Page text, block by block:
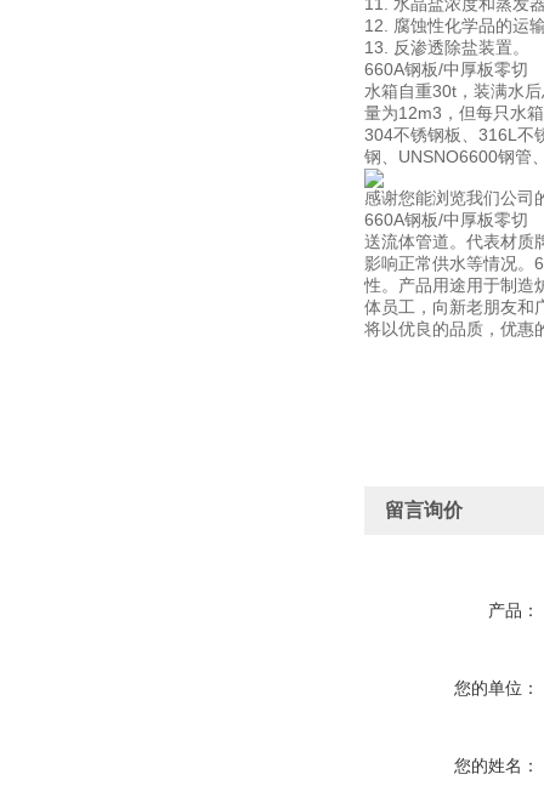
12. 腐蚀性化学品的运
13. 反渗透除盐装置。
660A钢板/中厚板零切
水箱自重30t，装满水
量为12m3，但每只水
304不锈钢板、316L不
钢、UNSNO6600钢管
感谢您能浏览我们公司
660A钢板/中厚板零切
送流体管道。代表材质
影响正常供水等情况
性。产品用途用于制
体员工，向新老朋友和
将以优良的品质，优惠
留言询价
产品：
您的单位：
您的姓名：